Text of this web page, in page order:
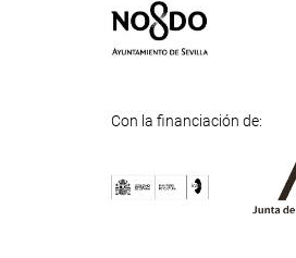
Con la financiación de: